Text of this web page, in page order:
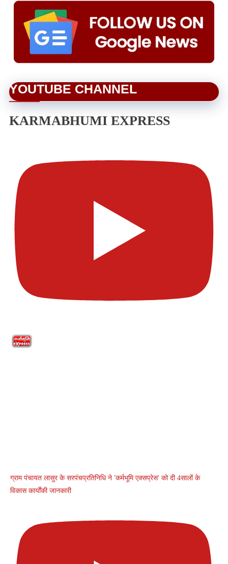
YOUTUBE CHANNEL
KARMABHUMI EXPRESS
ग्राम पंचायत लासुर के सरपंचप्रतिनिधि ने 'कर्मभूमि एक्सप्रेस' को दी 4सालों के
विकास कार्योंकी जानकारी